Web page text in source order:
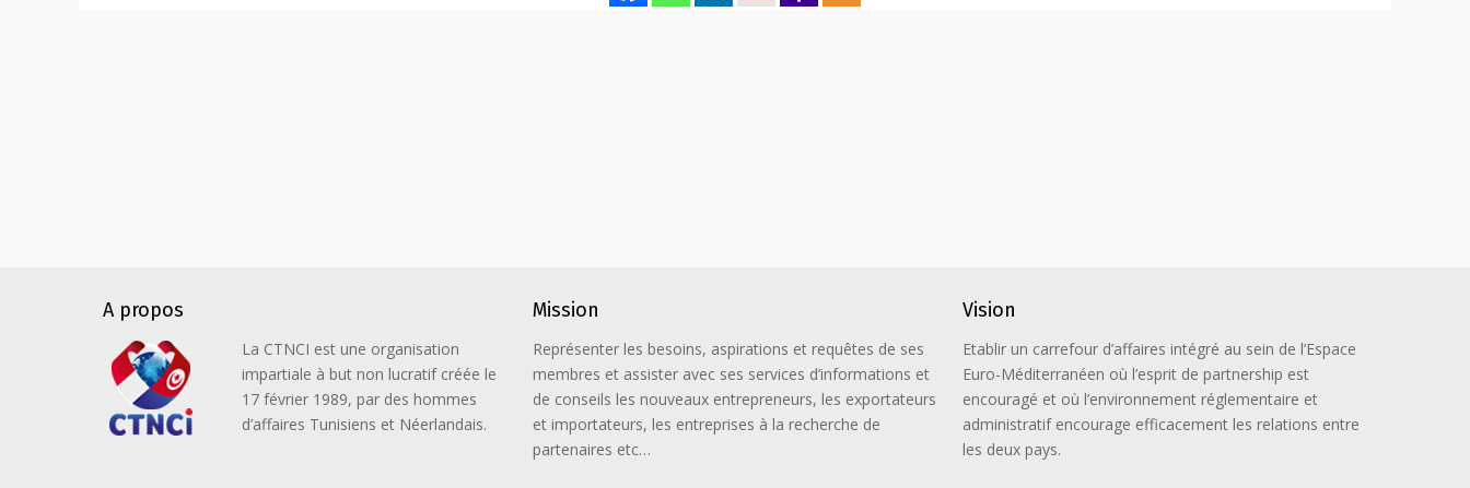
A propos
La CTNCI est une organisation
impartiale à but non lucratif créée le
17 février 1989, par des hommes
d’affaires Tunisiens et Néerlandais.
Mission
Représenter les besoins, aspirations et requêtes de ses
membres et assister avec ses services d’informations et
de conseils les nouveaux entrepreneurs, les exportateurs
et importateurs, les entreprises à la recherche de
partenaires etc…
Vision
Etablir un carrefour d’affaires intégré au sein de l’Espace
Euro-Méditerranéen où l’esprit de partnership est
encouragé et où l’environnement réglementaire et
administratif encourage efficacement les relations entre
les deux pays.